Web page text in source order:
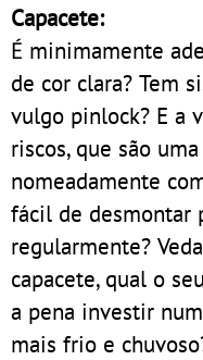
Capacete:
É minimamente
de cor clara? Tem
vulgo pinlock? E a
riscos, que são
nomeadamente
fácil de desmontar
regularmente?
capacete, qual o
a pena investir
mais frio e